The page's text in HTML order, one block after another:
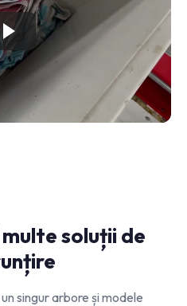
soluții de
singur arbore și modele